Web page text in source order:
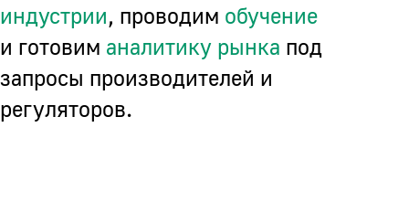
индустрии, проводим обучение
и готовим аналитику рынка под
запросы производителей и
регуляторов.